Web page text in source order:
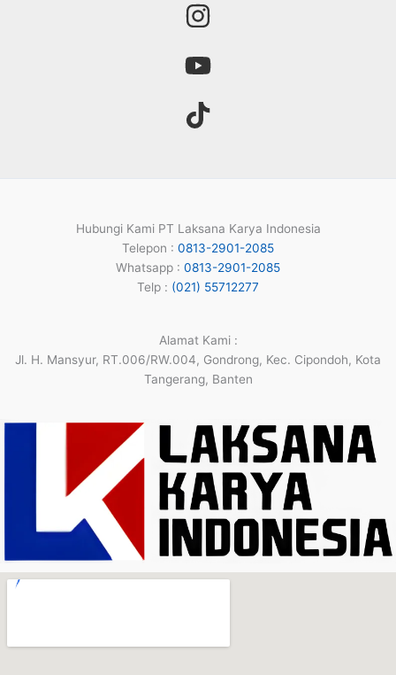
Hubungi Kami PT Laksana Karya Indonesia
Telepon : 0813-2901-2085
Whatsapp : 0813-2901-2085
Telp : (021) 55712277
Alamat Kami :
Jl. H. Mansyur, RT.006/RW.004, Gondrong, Kec. Cipondoh, Kota
Tangerang, Banten